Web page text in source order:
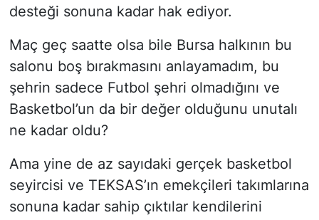
desteği sonuna kadar hak ediyor.
Maç geç saatte olsa bile Bursa halkının bu
salonu boş bırakmasını anlayamadım, bu
şehrin sadece Futbol şehri olmadığını ve
Basketbol’un da bir değer olduğunu unutalı
ne kadar oldu?
Ama yine de az sayıdaki gerçek basketbol
seyircisi ve TEKSAS’ın emekçileri takımlarına
sonuna kadar sahip çıktılar kendilerini